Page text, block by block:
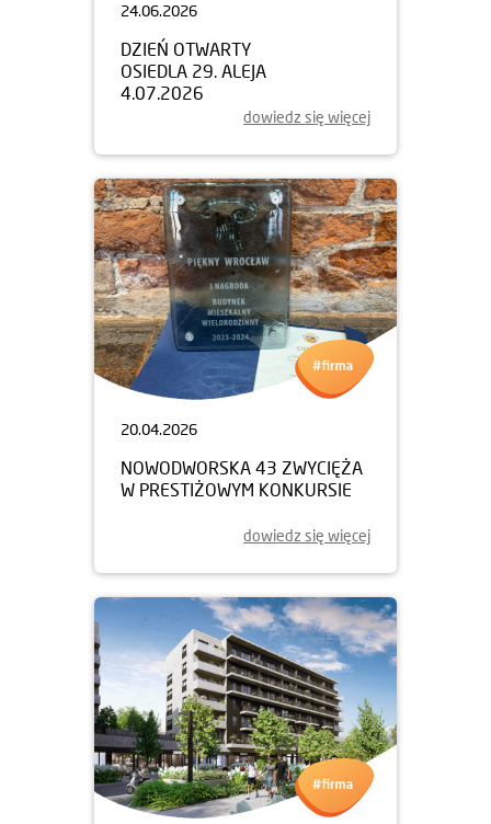
24.06.2026
DZIEŃ OTWARTY
OSIEDLA 29. ALEJA
4.07.2026
dowiedz się więcej
20.04.2026
NOWODWORSKA 43 ZWYCIĘŻA
W PRESTIŻOWYM KONKURSIE
dowiedz się więcej